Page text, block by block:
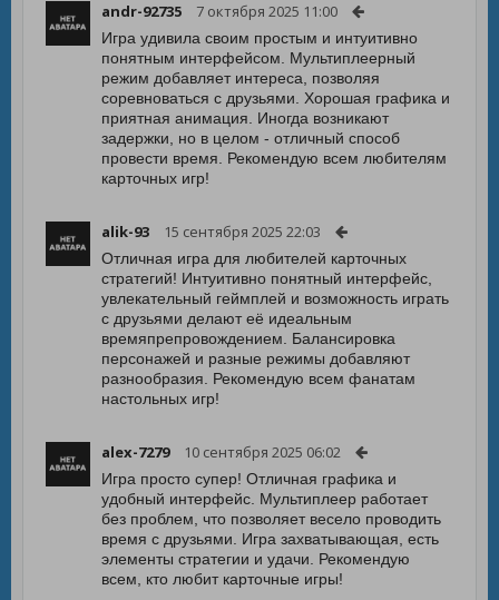
andr-92735 7 октября 2025 11:00
Игра удивила своим простым и интуитивно
понятным интерфейсом. Мультиплеерный
режим добавляет интереса, позволяя
соревноваться с друзьями. Хорошая графика и
приятная анимация. Иногда возникают
задержки, но в целом - отличный способ
провести время. Рекомендую всем любителям
карточных игр!
alik-93 15 сентября 2025 22:03
Отличная игра для любителей карточных
стратегий! Интуитивно понятный интерфейс,
увлекательный геймплей и возможность играть
с друзьями делают её идеальным
времяпрепровождением. Балансировка
персонажей и разные режимы добавляют
разнообразия. Рекомендую всем фанатам
настольных игр!
alex-7279 10 сентября 2025 06:02
Игра просто супер! Отличная графика и
удобный интерфейс. Мультиплеер работает
без проблем, что позволяет весело проводить
время с друзьями. Игра захватывающая, есть
элементы стратегии и удачи. Рекомендую
всем, кто любит карточные игры!